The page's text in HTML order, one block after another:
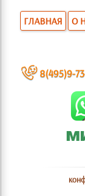
ГЛАВНАЯ О
~ 8(495)9-